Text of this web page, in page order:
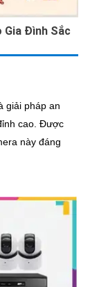
Gia Đình Sắc
giải pháp an
Được
này đáng